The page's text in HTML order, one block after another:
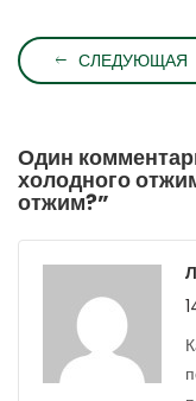
СЛЕДУЮЩАЯ
Один
холодного
отжим?”